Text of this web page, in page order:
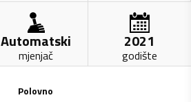
Automatski
mjenjač
2021
godište
Polovno